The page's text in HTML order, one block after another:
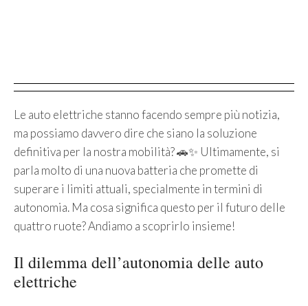
Le auto elettriche stanno facendo sempre più notizia,
ma possiamo davvero dire che siano la soluzione
definitiva per la nostra mobilità? 🚗✨ Ultimamente, si
parla molto di una nuova batteria che promette di
superare i limiti attuali, specialmente in termini di
autonomia. Ma cosa significa questo per il futuro delle
quattro ruote? Andiamo a scoprirlo insieme!
Il dilemma dell’autonomia delle auto
elettriche